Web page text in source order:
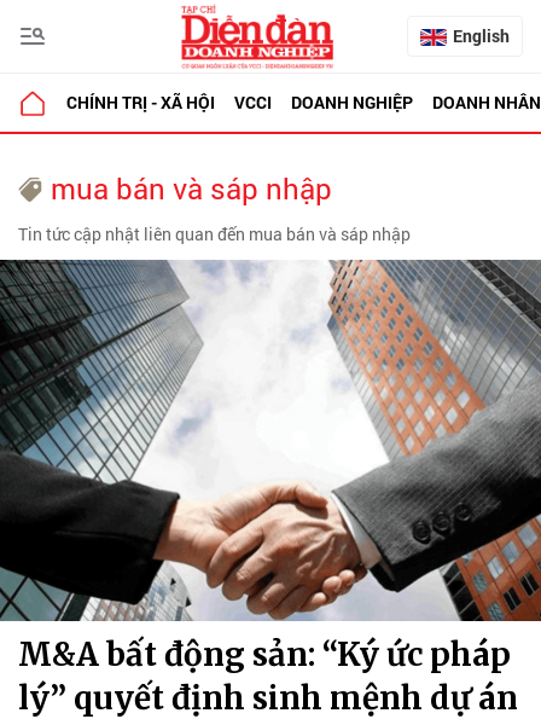
English
CHÍNH TRỊ - XÃ HỘI VCCI DOANH NGHIỆP DOANH NHÂN
mua bán và sáp nhập
Tin tức cập nhật liên quan đến mua bán và sáp nhập
M&A bất động sản: “Ký ức pháp
lý” quyết định sinh mệnh dự án